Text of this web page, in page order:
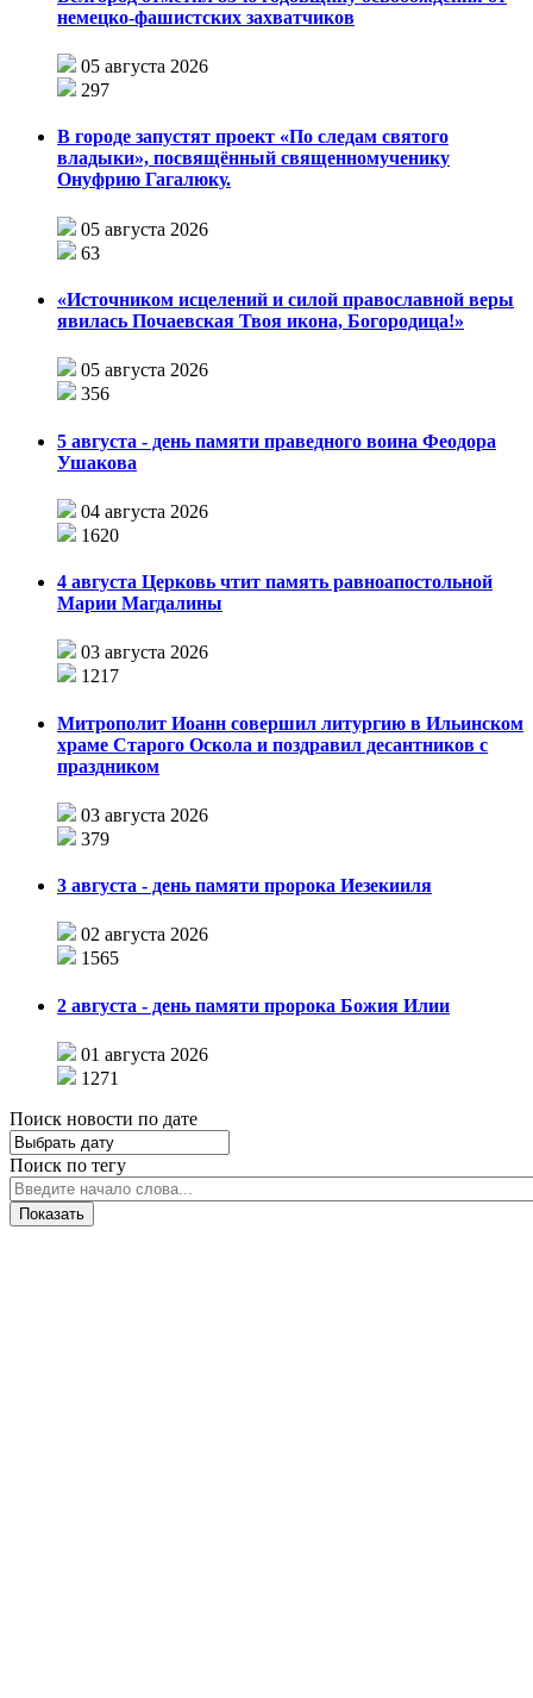
немецко-фашистских захватчиков
05 августа 2026
297
В городе запустят проект «По следам святого
владыки», посвящённый священномученику
Онуфрию Гагалюку.
05 августа 2026
63
«Источником исцелений и силой православной веры
явилась Почаевская Твоя икона, Богородица!»
05 августа 2026
356
5 августа - день памяти праведного воина Феодора
Ушакова
04 августа 2026
1620
4 августа Церковь чтит память равноапостольной
Марии Магдалины
03 августа 2026
1217
Митрополит Иоанн совершил литургию в Ильинском
храме Старого Оскола и поздравил десантников с
праздником
03 августа 2026
379
3 августа - день памяти пророка Иезекииля
02 августа 2026
1565
2 августа - день памяти пророка Божия Илии
01 августа 2026
1271
Поиск новости по дате
Поиск по тегу